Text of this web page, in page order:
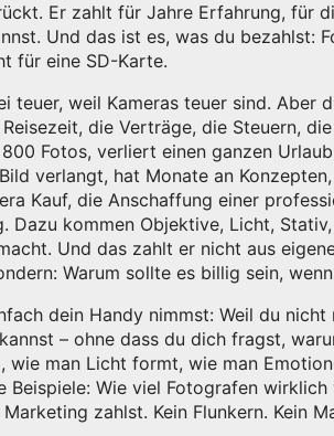
Er zahlt für Jahre Erfahrung, für
Und das ist es, was du bezahlst:
für eine SD-Karte.
teuer, weil Kameras teuer sind.
die Verträge, die Steuern,
Fotos, verliert einen ganzen
verlangt, hat Monate an
Kauf, die Anschaffung einer
Dazu kommen Objektive, Licht,
Und das zahlt er nicht aus
Warum sollte es billig sein,
dein Handy nimmst: Weil du
– ohne dass du dich fragst,
wie man Licht formt, wie man
Beispiele: Wie viel Fotografen
zahlst. Kein Flunkern. Kein